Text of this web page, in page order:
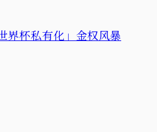
界杯私有化」金权风暴